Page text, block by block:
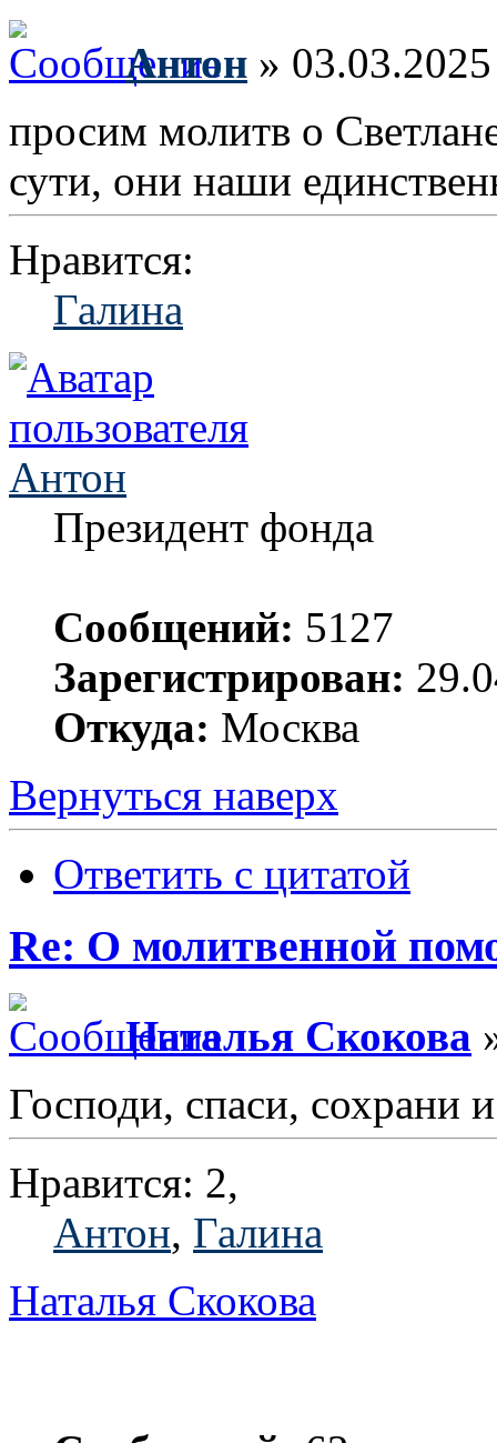
Антон »
просим молитв о
сути, они наши
Нравится:
Галина
Антон
Президент фонда
Сообщений: 5127
Зарегистрирован:
Откуда: Москва
Вернуться наверх
Ответить с цитатой
Re: О молитвенной
Наталья Скокова
Господи, спаси, сохрани
Нравится: 2,
Антон, Галина
Наталья Скокова